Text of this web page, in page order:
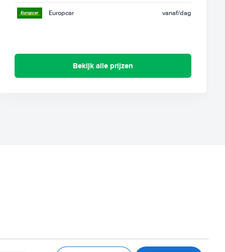
Europcar vanaf/dag
Bekijk alle prijzen